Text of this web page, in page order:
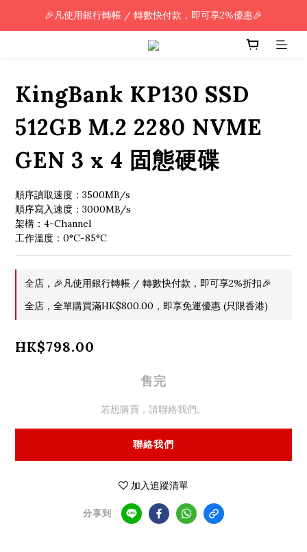
🎉凡使用銀行轉帳 / 轉數快付款，即可享2%優惠🎉
🎉凡使用銀行轉帳 / 轉數快付款，即可享2%優惠🎉
全單購買滿HK$800.00，即享免運優惠 (只限香港)
KingBank KP130 SSD
512GB M.2 2280 NVME
GEN 3 x 4 固態硬碟
順序讀取速度：3500MB/s
順序寫入速度：3000MB/s
架構：4-Channel
工作溫度：0°C-85°C
全店，🎉凡使用銀行轉帳 / 轉數快付款，即可享2%折扣🎉
全店，全單購買滿HK$800.00，即享免運優惠 (只限香港)
HK$798.00
售完
若想購買，請聯絡我們。
聯絡我們
加入追蹤清單
分享到